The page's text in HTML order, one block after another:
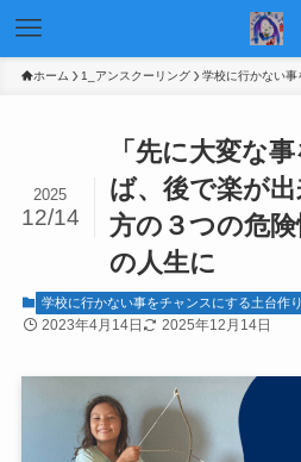
ホーム 1_アンスクーリング 学校に行かない事
「先に大変な
ば、後で楽が
方の３つの危
の人生に
2025
12/14
学校に行かない事をチャンスにする土台作り
2023年4月14日 2025年12月14日